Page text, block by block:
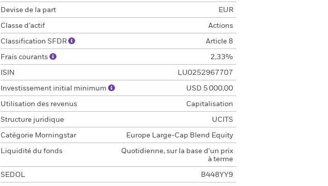
Devise de la part EUR
Classe d’actif Actions
Classification SFDR Article 8
Frais courants 2,33%
ISIN LU0252967707
Investissement initial minimum USD 5 000,00
Utilisation des revenus Capitalisation
Structure juridique UCITS
Catégorie Morningstar Europe Large-Cap Blend Equity
Liquidité du fonds
Quotidienne, sur la base d'un prix
à terme
SEDOL B448YY9